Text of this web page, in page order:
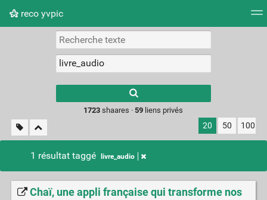
reco yvpic
Nuage de tags Mur d'images
results.
1723 shaares ·59 liens privés
20 50 100
1 résultat taggé livre_audio
Chaï, une appli française qui transforme nos